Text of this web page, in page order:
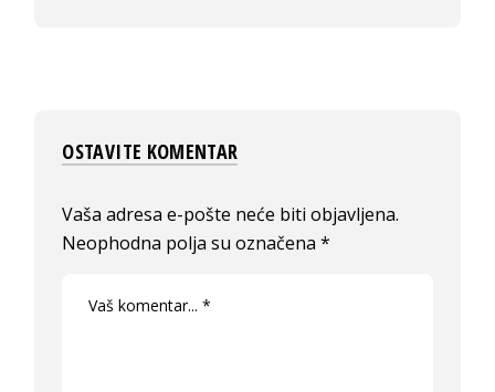
OSTAVITE KOMENTAR
Vaša adresa e-pošte neće biti objavljena.
Neophodna polja su označena*